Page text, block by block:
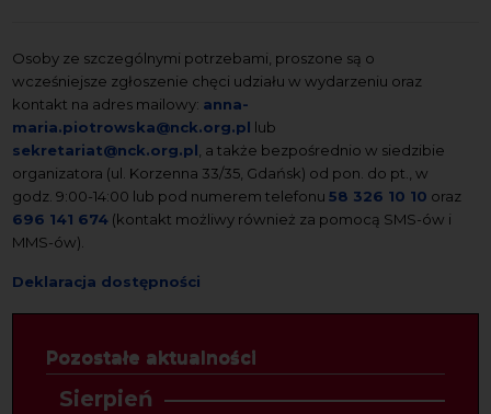
Osoby ze szczególnymi potrzebami, proszone są o
wcześniejsze zgłoszenie chęci udziału w wydarzeniu oraz
kontakt na adres mailowy: anna-
maria.piotrowska@nck.org.pl lub
sekretariat@nck.org.pl , a także bezpośrednio w siedzibie
organizatora (ul. Korzenna 33/35, Gdańsk) od pon. do pt., w
godz. 9:00-14:00 lub pod numerem telefonu58 326 10 10 oraz
696 141 674 (kontakt możliwy również za pomocą SMS-ów i
MMS-ów).
Deklaracja dostępności
Pozostałe aktualności
Sierpień